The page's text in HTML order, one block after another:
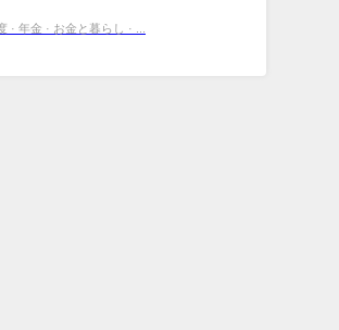
年金 · お金と暮らし · ...